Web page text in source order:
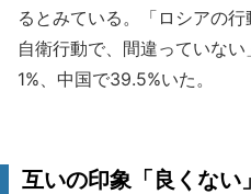
るとみている。「ロシアの
自衛行動で、間違っていな
1%、中国で39.5%いた。
互いの印象「良くない